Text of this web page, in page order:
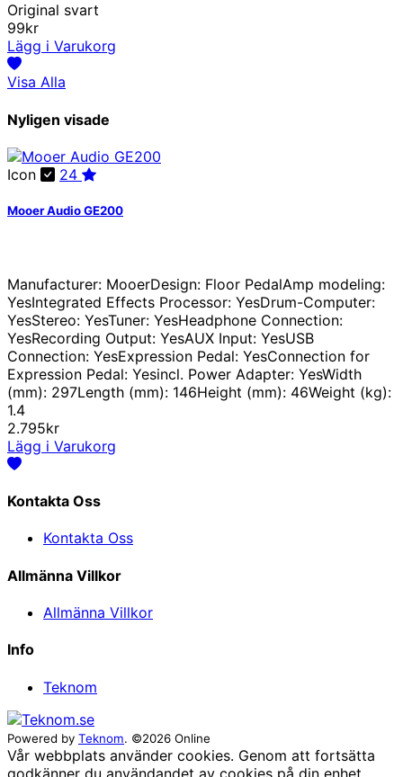
Original svart
99kr
Lägg i Varukorg
Visa Alla
Nyligen visade
Icon 24
Mooer Audio GE200
Manufacturer: MooerDesign: Floor PedalAmp modeling:
YesIntegrated Effects Processor: YesDrum-Computer:
YesStereo: YesTuner: YesHeadphone Connection:
YesRecording Output: YesAUX Input: YesUSB
Connection: YesExpression Pedal: YesConnection for
Expression Pedal: Yesincl. Power Adapter: YesWidth
(mm): 297Length (mm): 146Height (mm): 46Weight (kg):
1.4
2.795kr
Lägg i Varukorg
Kontakta Oss
Kontakta Oss
Allmänna Villkor
Allmänna Villkor
Info
Teknom
Powered by Teknom. ©2026 Online
Vår webbplats använder cookies. Genom att fortsätta
godkänner du användandet av cookies på din enhet.